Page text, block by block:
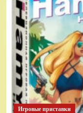
Игровые приставки